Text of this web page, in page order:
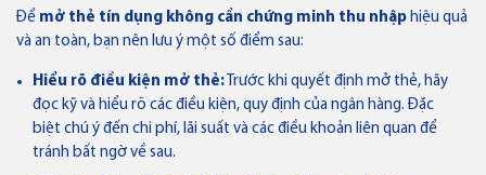
Để mở thẻ tín dụng không cần chứng minh thu nhập hiệu quả
và an toàn, bạn nên lưu ý một số điểm sau:
Hiểu rõ điều kiện mở thẻ: Trước khi quyết định mở thẻ, hãy
đọc kỹ và hiểu rõ các điều kiện, quy định của ngân hàng. Đặc
biệt chú ý đến chi phí, lãi suất và các điều khoản liên quan để
tránh bất ngờ về sau.